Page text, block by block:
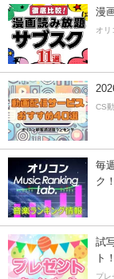
漫
オリ
CS
毎
ク！
試
ト！
プレ